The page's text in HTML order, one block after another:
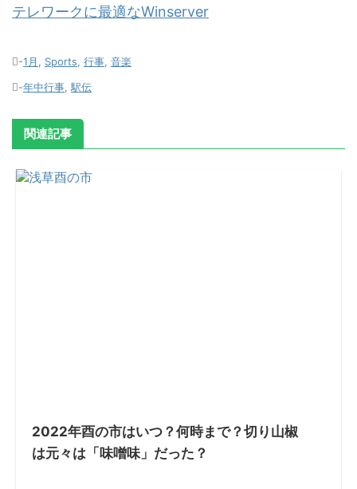
テレワークに最適なWinserver
-1月 Sports 行事 音楽
-年中行事 駅伝
関連記事
2022年酉の市はいつ？何時まで？切り山椒
は元々は「味噌味」だった？